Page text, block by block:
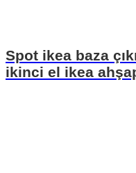
Spot ikea baza
ikinci el ikea